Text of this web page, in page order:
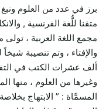
برز في عدد من العلوم ونبغ
متقنا للُّغة الفرنسية ,
مجمع اللغة العربية ،
والإفتاء ، وتم تنصيبة
ألف عشرات الكتب في
وغيرها من العلوم ، منها
المسمَّاة : ” الابتهاج